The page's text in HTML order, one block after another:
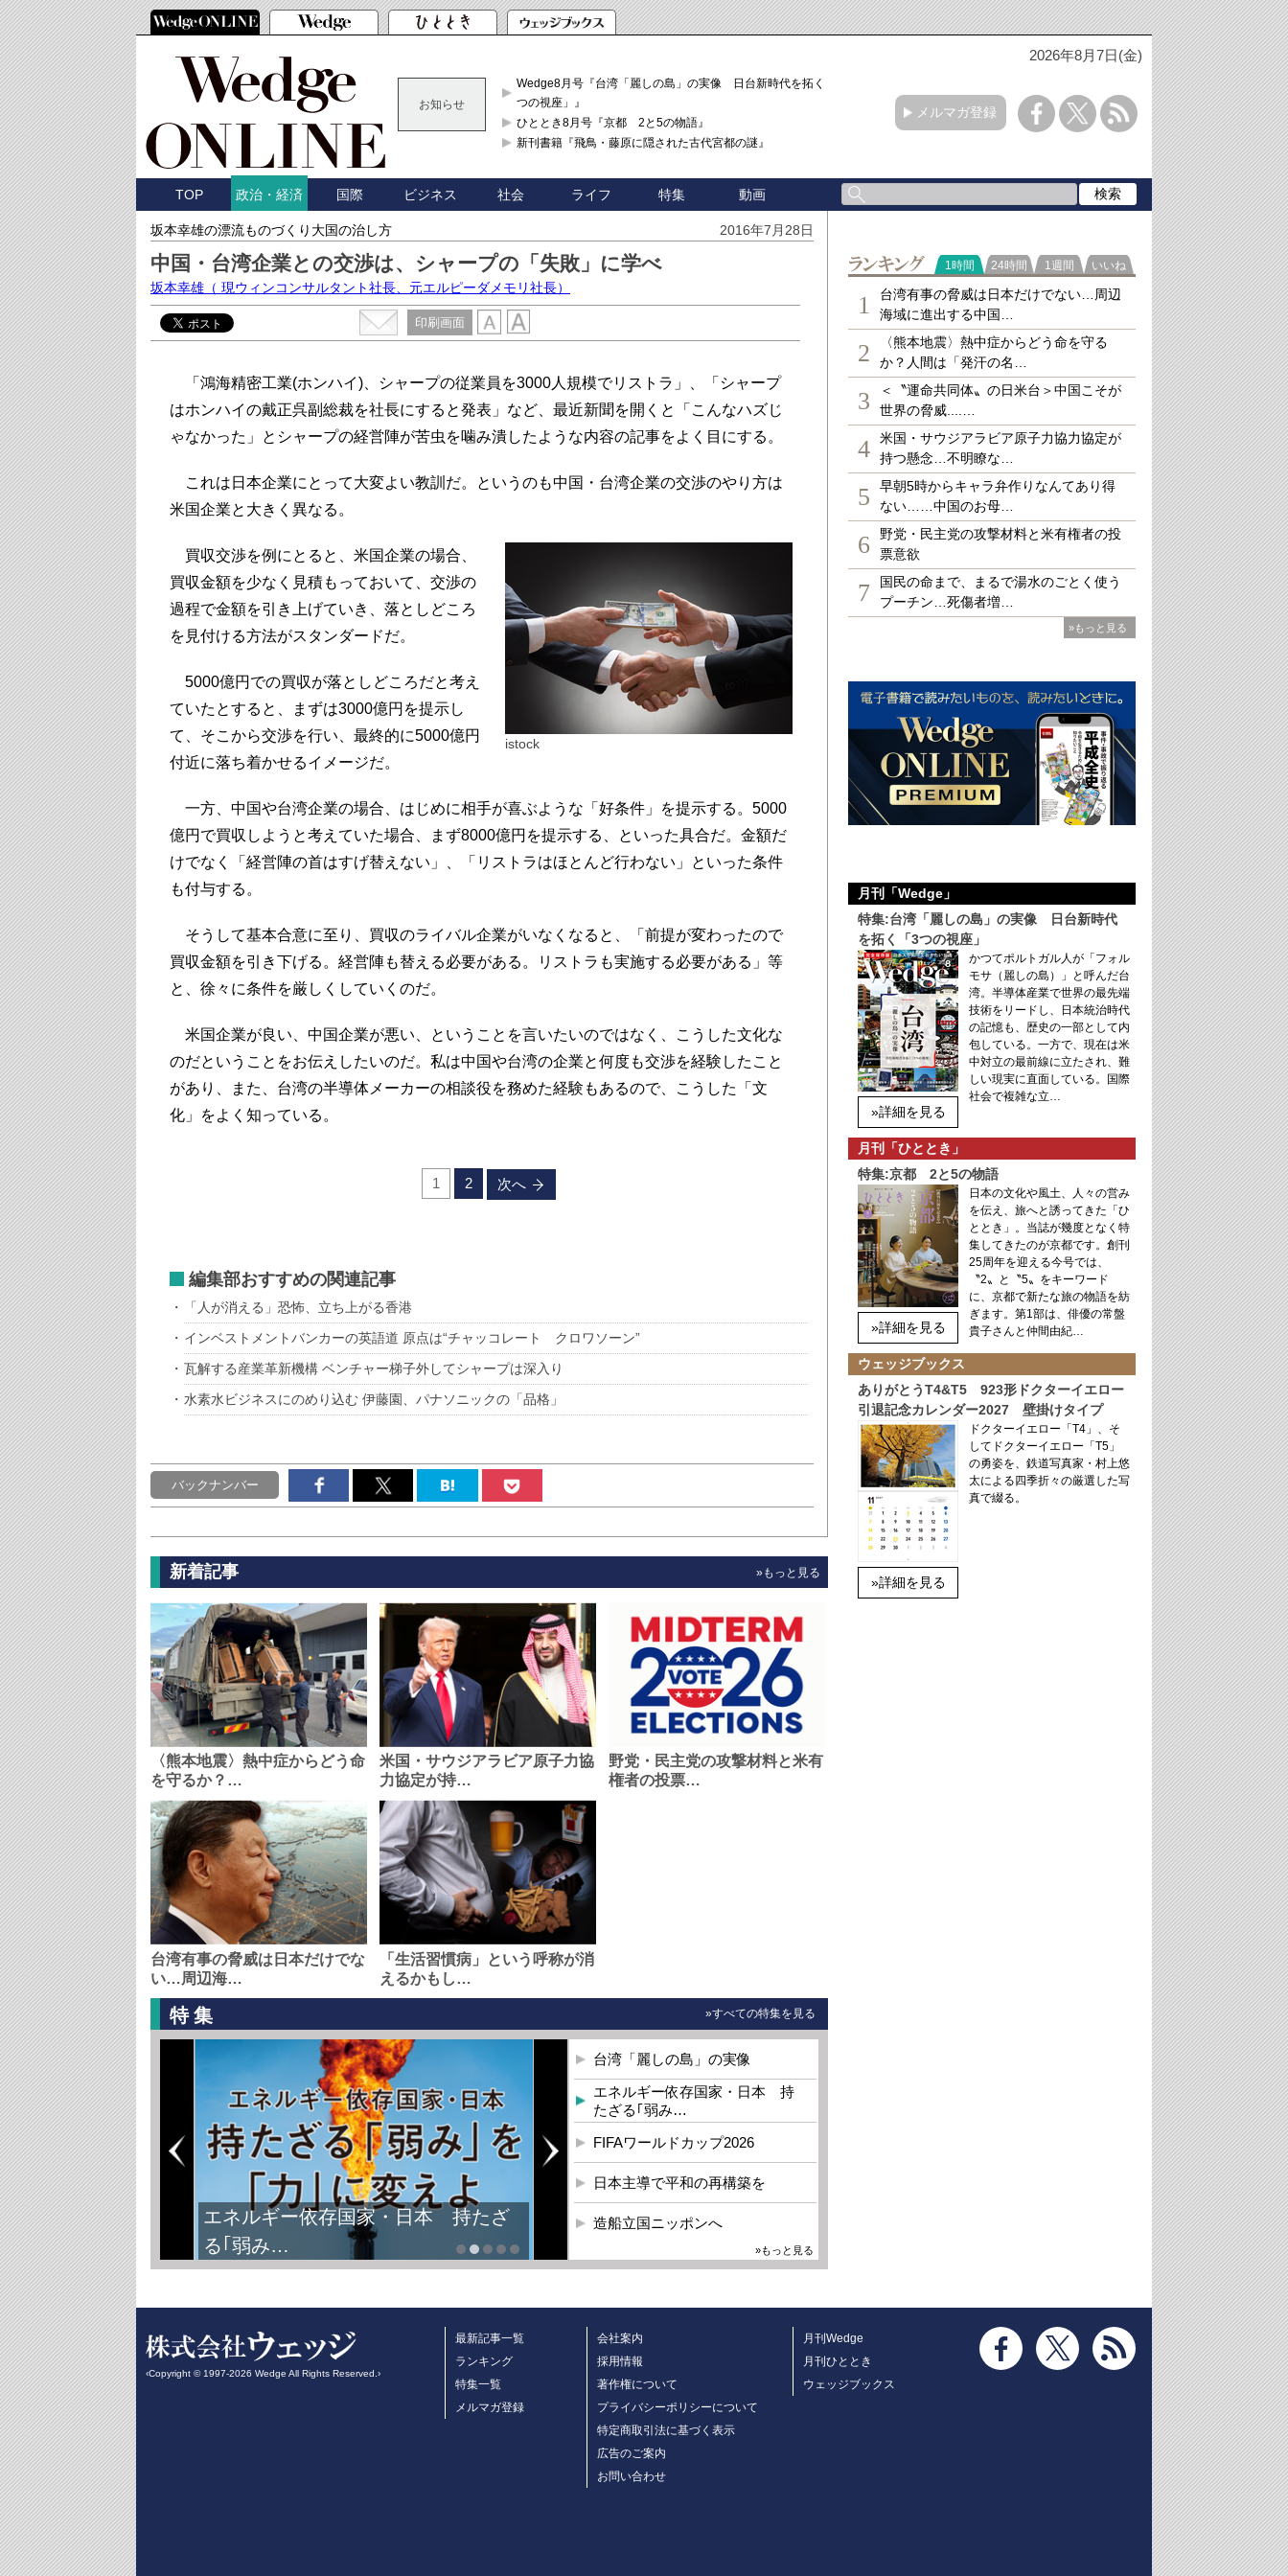
2026年8月7日(金)
お知らせ
Wedge8月号『台湾「麗しの島」の実像 日台新時代を拓く「3
つの視座」』
ひととき8月号『京都 2と5の物語』
新刊書籍『飛鳥・藤原に隠された古代宮都の謎』
メルマガ登録
TOP 政治・経済 国際 ビジネス 社会 ライフ 特集 動画
坂本幸雄の漂流ものづくり大国の治し方 2016年7月28日
中国・台湾企業との交渉は、シャープの「失敗」に学べ
坂本幸雄 （ 現ウィンコンサルタント社長、元エルピーダメモリ社長）
印刷画面
「鴻海精密工業(ホンハイ)、シャープの従業員を3000人規模でリストラ」、「シャープ
はホンハイの戴正呉副総裁を社長にすると発表」など、最近新聞を開くと「こんなハズじ
ゃなかった」とシャープの経営陣が苦虫を噛み潰したような内容の記事をよく目にする。
これは日本企業にとって大変よい教訓だ。というのも中国・台湾企業の交渉のやり方は
米国企業と大きく異なる。
istock
買収交渉を例にとると、米国企業の場合、
買収金額を少なく見積もっておいて、交渉の
過程で金額を引き上げていき、落としどころ
を見付ける方法がスタンダードだ。
5000億円での買収が落としどころだと考え
ていたとすると、まずは3000億円を提示し
て、そこから交渉を行い、最終的に5000億円
付近に落ち着かせるイメージだ。
一方、中国や台湾企業の場合、はじめに相手が喜ぶような「好条件」を提示する。5000
億円で買収しようと考えていた場合、まず8000億円を提示する、といった具合だ。金額だ
けでなく「経営陣の首はすげ替えない」、「リストラはほとんど行わない」といった条件
も付与する。
そうして基本合意に至り、買収のライバル企業がいなくなると、「前提が変わったので
買収金額を引き下げる。経営陣も替える必要がある。リストラも実施する必要がある」等
と、徐々に条件を厳しくしていくのだ。
米国企業が良い、中国企業が悪い、ということを言いたいのではなく、こうした文化な
のだということをお伝えしたいのだ。私は中国や台湾の企業と何度も交渉を経験したこと
があり、また、台湾の半導体メーカーの相談役を務めた経験もあるので、こうした「文
化」をよく知っている。
1 2 次へ
編集部おすすめの関連記事
「人が消える」恐怖、立ち上がる香港
インベストメントバンカーの英語道 原点は“チャッコレート クロワソーン”
瓦解する産業革新機構 ベンチャー梯子外してシャープは深入り
水素水ビジネスにのめり込む 伊藤園、パナソニックの「品格」
バックナンバー
新着記事 »もっと見る
〈熊本地震〉熱中症からどう命
を守るか？…
米国・サウジアラビア原子力協
力協定が持…
野党・民主党の攻撃材料と米有
権者の投票…
台湾有事の脅威は日本だけでな
い…周辺海…
「生活習慣病」という呼称が消
えるかもし…
特集 »すべての特集を見る
エネルギー依存国家・日本 持たざ
る｢弱み…
台湾「麗しの島」の実像
エネルギー依存国家・日本 持
たざる｢弱み…
FIFAワールドカップ2026
日本主導で平和の再構築を
造船立国ニッポンへ
»もっと見る
ランキング
1時間 24時間 1週間 いいね
1
台湾有事の脅威は日本だけでない…周辺
海域に進出する中国…
2
〈熊本地震〉熱中症からどう命を守る
か？人間は「発汗の名…
3
＜〝運命共同体〟の日米台＞中国こそが
世界の脅威....…
4
米国・サウジアラビア原子力協力協定が
持つ懸念…不明瞭な…
5
早朝5時からキャラ弁作りなんてあり得
ない……中国のお母…
6
野党・民主党の攻撃材料と米有権者の投
票意欲
7
国民の命まで、まるで湯水のごとく使う
プーチン…死傷者増…
»もっと見る
月刊「Wedge」
特集:台湾「麗しの島」の実像 日台新時代
を拓く「3つの視座」
»詳細を見る
かつてポルトガル人が「フォル
モサ（麗しの島）」と呼んだ台
湾。半導体産業で世界の最先端
技術をリードし、日本統治時代
の記憶も、歴史の一部として内
包している。一方で、現在は米
中対立の最前線に立たされ、難
しい現実に直面している。国際
社会で複雑な立…
月刊「ひととき」
特集:京都 2と5の物語
»詳細を見る
日本の文化や風土、人々の営み
を伝え、旅へと誘ってきた「ひ
ととき」。当誌が幾度となく特
集してきたのが京都です。創刊
25周年を迎える今号では、
〝2〟と〝5〟をキーワード
に、京都で新たな旅の物語を紡
ぎます。第1部は、俳優の常盤
貴子さんと仲間由紀…
ウェッジブックス
ありがとうT4&T5 923形ドクターイエロー
引退記念カレンダー2027 壁掛けタイプ
»詳細を見る
ドクターイエロー「T4」、そ
してドクターイエロー「T5」
の勇姿を、鉄道写真家・村上悠
太による四季折々の厳選した写
真で綴る。
‹Copyright © 1997-2026 Wedge All Rights Reserved.›
最新記事一覧
ランキング
特集一覧
メルマガ登録
会社案内
採用情報
著作権について
プライバシーポリシーについて
特定商取引法に基づく表示
広告のご案内
お問い合わせ
月刊Wedge
月刊ひととき
ウェッジブックス